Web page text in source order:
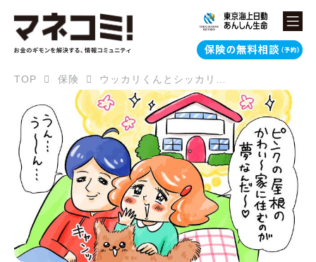
TOP 保険 ウッカリくんとシッカリさん#4 夢のマイホームのはずが…!? 住宅購入後の「もしも」に備えるには？